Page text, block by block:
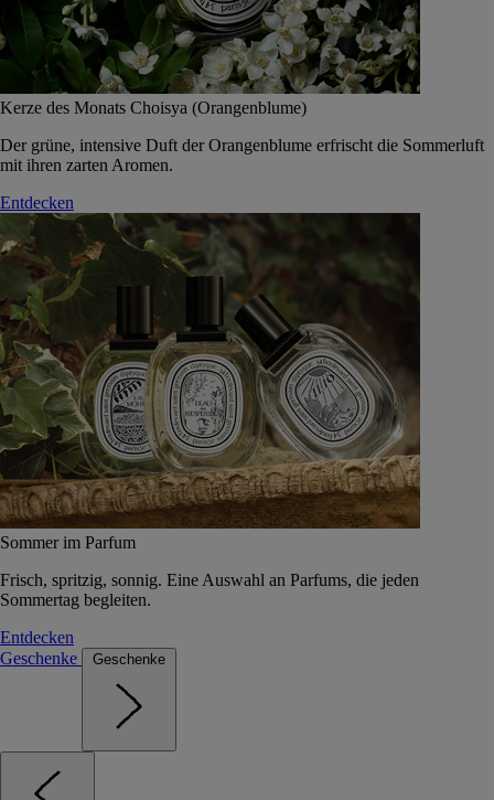
Kerze des Monats Choisya (Orangenblume)
Der grüne, intensive Duft der Orangenblume erfrischt die Sommerluft
mit ihren zarten Aromen.
Entdecken
Sommer im Parfum
Frisch, spritzig, sonnig. Eine Auswahl an Parfums, die jeden
Sommertag begleiten.
Entdecken
Geschenke
Geschenke